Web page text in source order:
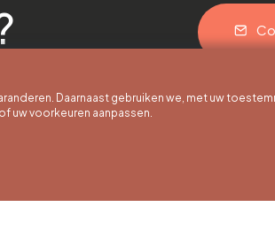
Daarnaast gebruiken we, met uw
uw voorkeuren aanpassen.